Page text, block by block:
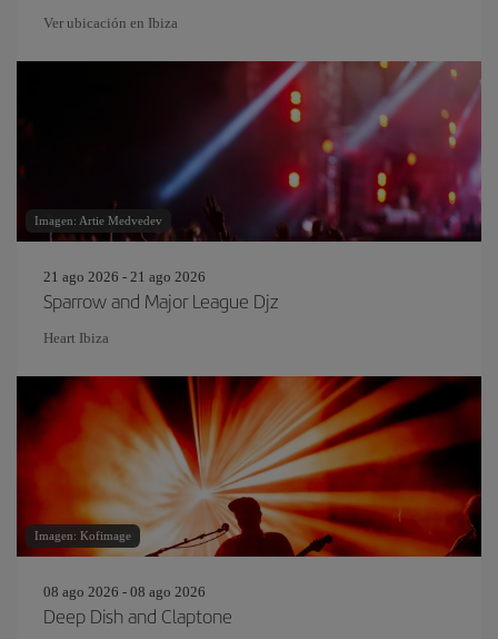
Ver ubicación en Ibiza
Imagen: Artie Medvedev
21 ago 2026 - 21 ago 2026
Sparrow and Major League Djz
Heart Ibiza
Imagen: Kofimage
08 ago 2026 - 08 ago 2026
Deep Dish and Claptone